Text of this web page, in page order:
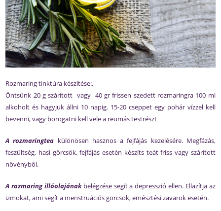
Rozmaring tinktúra készítése:.
Öntsünk 20 g szárított vagy 40 gr frissen szedett rozmaringra 100 ml
alkoholt és hagyjuk állni 10 napig. 15-20 cseppet egy pohár vízzel kell
bevenni, vagy borogatni kell vele a reumás testrészt
A rozmaringtea különösen hasznos a fejfájás kezelésére. Megfázás,
feszültség, hasi görcsök, fejfájás esetén készíts teát friss vagy szárított
növényből.
A rozmaring illóolajánakbelégzése segít a depresszió ellen. Ellazítja az
izmokat, ami segít a menstruációs görcsök, emésztési zavarok esetén.